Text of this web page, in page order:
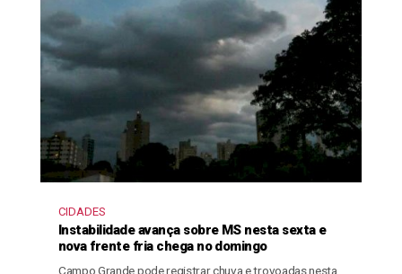
CIDADES
Instabilidade avança sobre MS nesta sexta e
nova frente fria chega no domingo
Campo Grande pode registrar chuva e trovoadas nesta